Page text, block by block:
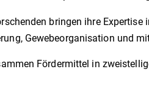
bringen ihre
Gewebeorganisation und
Fördermittel in